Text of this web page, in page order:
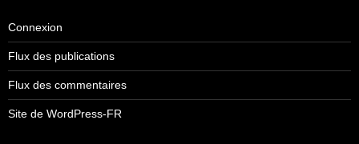
Connexion
Flux des publications
Flux des commentaires
Site de WordPress-FR